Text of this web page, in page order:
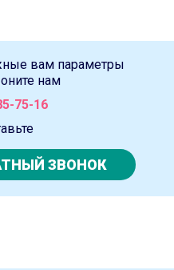
вам параметры
нам
75-16
ЗВОНОК